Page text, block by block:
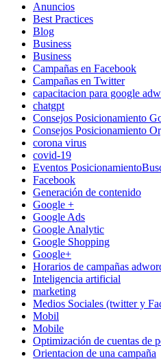
Anuncios
Best Practices
Blog
Business
Business
Campañas en Facebook
Campañas en Twitter
capacitacion para google
chatgpt
Consejos Posicionamiento
Consejos Posicionamiento
corona virus
covid-19
Eventos
Facebook
Generación de contenido
Google +
Google Ads
Google Analytic
Google Shopping
Google+
Horarios de campañas
Inteligencia artificial
marketing
Medios Sociales (twitter y
Mobil
Mobile
Optimización de cuentas de
Orientacion de una campaña